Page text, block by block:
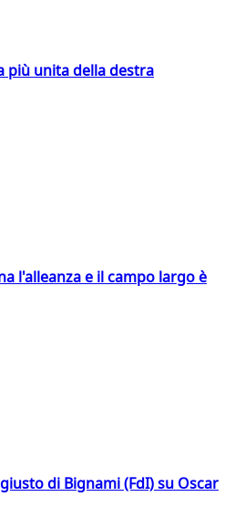
più unita della destra
l'alleanza e il campo largo è
di Bignami (FdI) su Oscar